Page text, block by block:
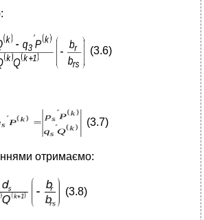
(3.6)
(3.7)
отримаємо:
(3.8)